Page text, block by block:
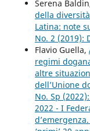
Serena
della
Latina: note
No. 2 (2019):
Flavio Guella,
regimi
altre
dell’Unione
No. Sp
2022 - I